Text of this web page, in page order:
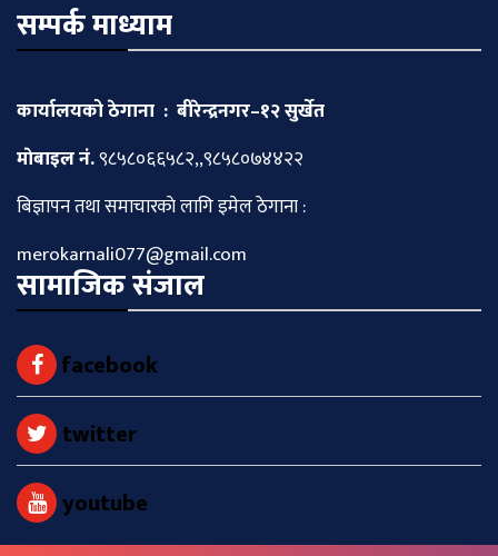
सम्पर्क माध्याम
कार्यालयको ठेगाना : बीरेन्द्रनगर–१२ सुर्खेत
माेबाइल नं.९८५८०६६५८२,,९८५८०७४४२२
बिज्ञापन तथा समाचारकाे लागि इमेल ठेगाना :
merokarnali077@gmail.com
सामाजिक संजाल
facebook
twitter
youtube